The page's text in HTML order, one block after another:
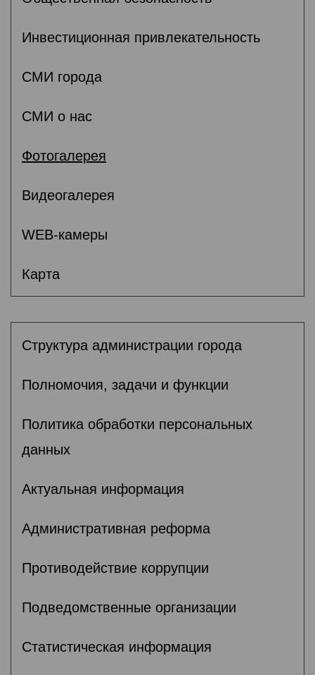
Инвестиционная привлекательность
СМИ города
СМИ о нас
Фотогалерея
Видеогалерея
WEB-камеры
Карта
Структура администрации города
Полномочия, задачи и функции
Политика обработки персональных
данных
Актуальная информация
Административная реформа
Противодействие коррупции
Подведомственные организации
Статистическая информация